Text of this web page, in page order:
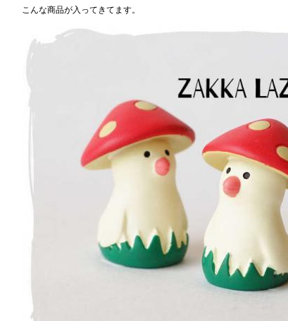
こんな商品が入ってきてます。